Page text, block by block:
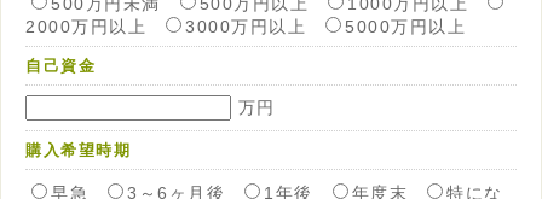
2000万円以上
3000万円以上 5000万円以上
自己資金
万円
購入希望時期
早急 3～6ヶ月後 1年後 年度末
特にな